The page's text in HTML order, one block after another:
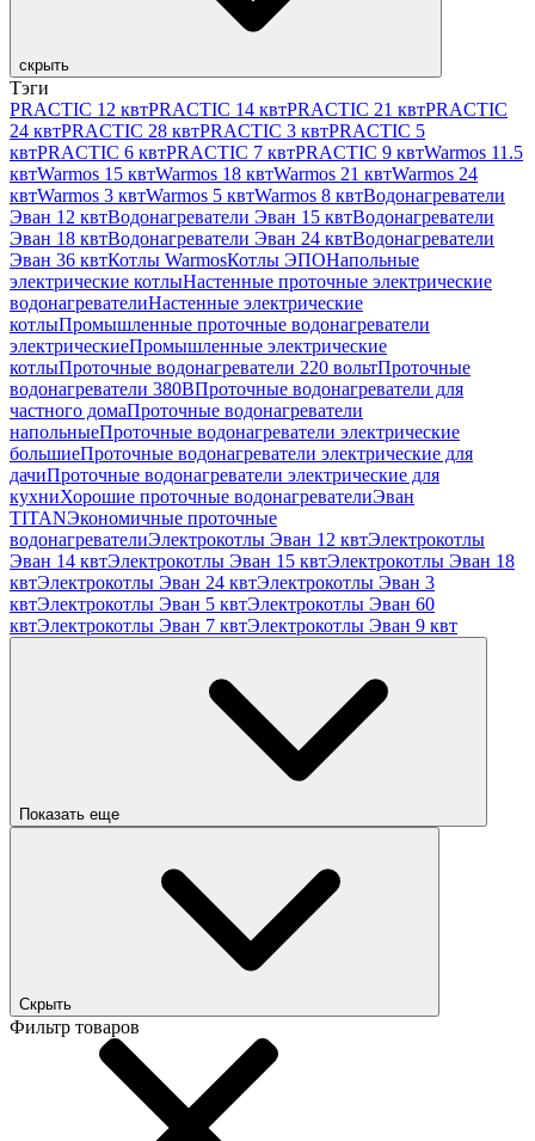
скрыть
Тэги
PRACTIC 12 квтPRACTIC 14 квтPRACTIC 21 квтPRACTIC
24 квтPRACTIC 28 квтPRACTIC 3 квтPRACTIC 5
квтPRACTIC 6 квтPRACTIC 7 квтPRACTIC 9 квтWarmos 11.5
квтWarmos 15 квтWarmos 18 квтWarmos 21 квтWarmos 24
квтWarmos 3 квтWarmos 5 квтWarmos 8 квтВодонагреватели
Эван 12 квтВодонагреватели Эван 15 квтВодонагреватели
Эван 18 квтВодонагреватели Эван 24 квтВодонагреватели
Эван 36 квтКотлы WarmosКотлы ЭПОНапольные
электрические котлыНастенные проточные электрические
водонагревателиНастенные электрические
котлыПромышленные проточные водонагреватели
электрическиеПромышленные электрические
котлыПроточные водонагреватели 220 вольтПроточные
водонагреватели 380ВПроточные водонагреватели для
частного домаПроточные водонагреватели
напольныеПроточные водонагреватели электрические
большиеПроточные водонагреватели электрические для
дачиПроточные водонагреватели электрические для
кухниХорошие проточные водонагревателиЭван
TITANЭкономичные проточные
водонагревателиЭлектрокотлы Эван 12 квтЭлектрокотлы
Эван 14 квтЭлектрокотлы Эван 15 квтЭлектрокотлы Эван 18
квтЭлектрокотлы Эван 24 квтЭлектрокотлы Эван 3
квтЭлектрокотлы Эван 5 квтЭлектрокотлы Эван 60
квтЭлектрокотлы Эван 7 квтЭлектрокотлы Эван 9 квт
Показать еще
Скрыть
Фильтр товаров